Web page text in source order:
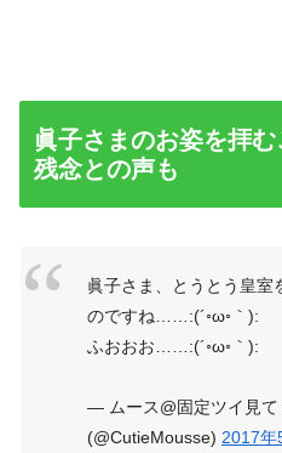
眞子さまのお姿を拝
残念との声も
眞子さま、とうとう皇室
のですね……:(´◦ω◦｀):
ふおおお……:(´◦ω◦｀):
— ムース@固定ツイ見て
(@CutieMousse) 2017年